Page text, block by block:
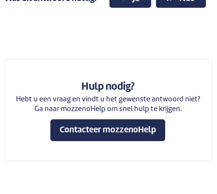
Hulp nodig?
Hebt u een vraag en vindt u het gewenste antwoord niet?
Ga naar mozzenoHelp om snel hulp te krijgen.
Contacteer mozzenoHelp